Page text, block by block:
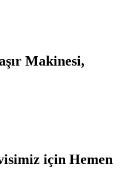
Makinesi,
için Hemen